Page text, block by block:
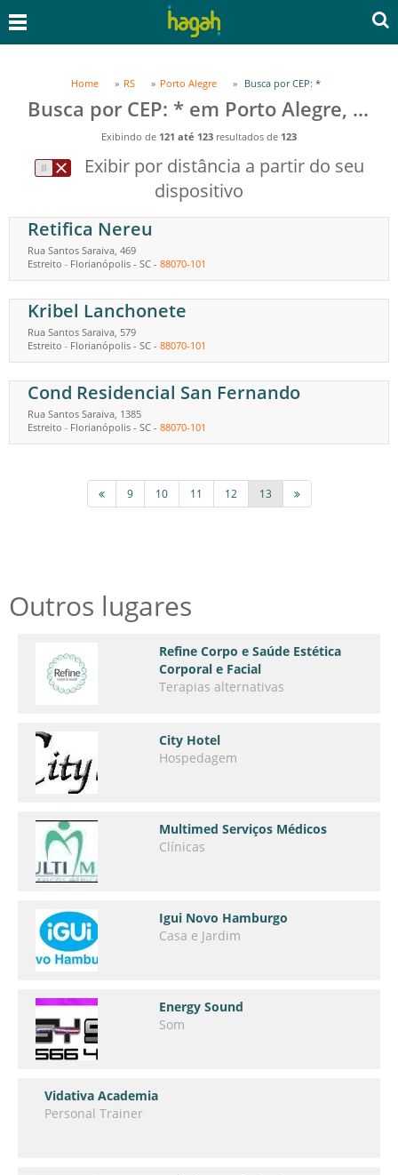
Home RS Porto Alegre Busca por CEP: *
Busca por CEP: * em Porto Alegre, RS
Exibindo de 121 até 123 resultados de 123
Exibir por distância a partir do seu
dispositivo
Retifica Nereu
Rua Santos Saraiva, 469
Estreito - Florianópolis - SC - 88070-101
Kribel Lanchonete
Rua Santos Saraiva, 579
Estreito - Florianópolis - SC - 88070-101
Cond Residencial San Fernando
Rua Santos Saraiva, 1385
Estreito - Florianópolis - SC - 88070-101
9 10 11 12 13
Outros lugares
Refine Corpo e Saúde Estética
Corporal e Facial
Terapias alternativas
City Hotel
Hospedagem
Multimed Serviços Médicos
Clínicas
Igui Novo Hamburgo
Casa e Jardim
Energy Sound
Som
Vidativa Academia
Personal Trainer